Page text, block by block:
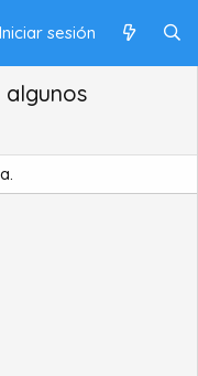
Iniciar sesión
algunos